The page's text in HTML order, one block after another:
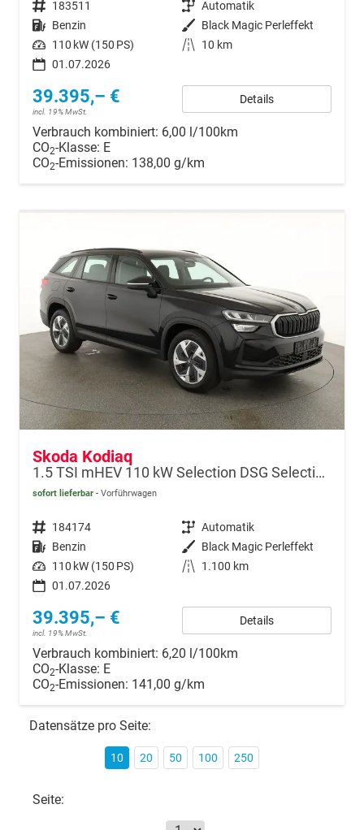
Fahrzeugnr. 183511 Getriebe Automatik
Kraftstoff Benzin Außenfarbe Black Magic Perleffekt
Leistung 110 kW (150 PS) Kilometerstand
10 km
01.07.2026
39.395,– €
incl. 19% MwSt.
Details
Verbrauch kombiniert: 6,00 l/100km
CO2-Klasse: E
CO2-Emissionen: 138,00 g/km
Skoda Kodiaq
1.5 TSI mHEV 110 kW Selection DSG Selection, 7-Sitzer, AHK, Navi, Side, Kamera, Winter, 4 J.- Garantie
sofort lieferbar Vorführwagen
Fahrzeugnr. 184174 Getriebe Automatik
Kraftstoff Benzin Außenfarbe Black Magic Perleffekt
Leistung 110 kW (150 PS) Kilometerstand
1.100 km
01.07.2026
39.395,– €
incl. 19% MwSt.
Details
Verbrauch kombiniert: 6,20 l/100km
CO2-Klasse: E
CO2-Emissionen: 141,00 g/km
Datensätze pro Seite:
10 20 50 100 250
Seite: